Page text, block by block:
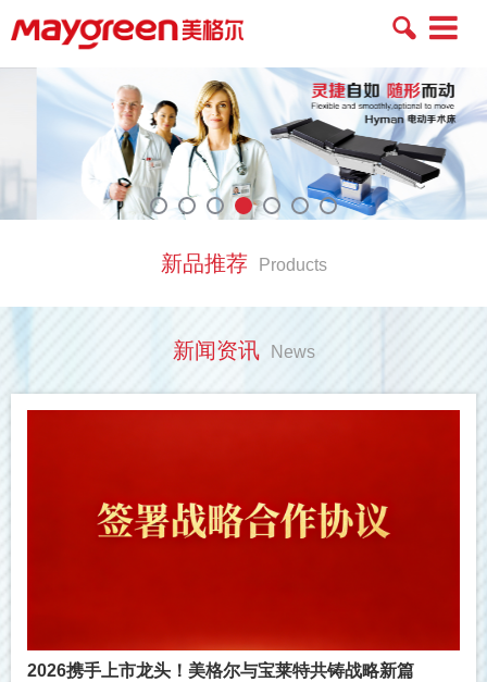
Toggle
新品推荐 Products
新闻资讯 News
2026携手上市龙头！美格尔与宝莱特共铸战略新篇